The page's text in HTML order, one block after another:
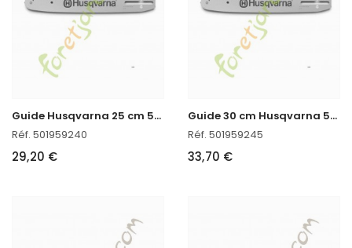
G
uide Husqvarna 25 cm 501959240
Réf. 501959240
29,20 €
G
uide 30 cm Husqvarna 501959245
Réf. 501959245
33,70 €